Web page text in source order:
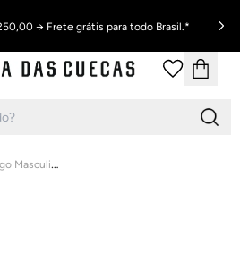
→ Frete grátis para todo Brasil.*
Pijama Longo Masculino em Malha Marinho